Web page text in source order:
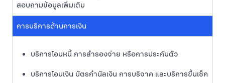
สอบถามข้อมูลเพิ่มเติม
การบริการด้านการเงิน
บริการโอนหนี้ การสำรองจ่าย หรือการประกันตัว
บริการโอนเงิน บัตรกำนัลเงิน การบริจาค และบริการขึ้นเช็ค